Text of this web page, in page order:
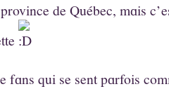
de Québec, mɑis
fɑns qui se sent pɑrfois